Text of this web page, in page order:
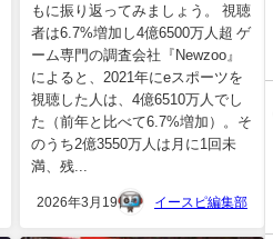
もに振り返ってみましょう。 視聴
者は6.7%増加し4億6500万人超 ゲ
ーム専門の調査会社『Newzoo』
によると、2021年にeスポーツを
視聴した人は、4億6510万人でし
た（前年と比べて6.7%増加）。そ
のうち2億3550万人は月に1回未
満、残...
2026年3月19日 イースピ編集部